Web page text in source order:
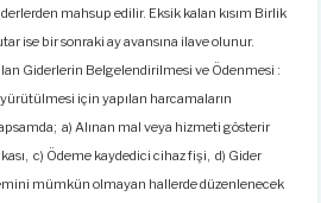
mahsup edilir. Eksik kalan kısım Birlik
ise bir sonraki ay avansına ilave olunur.
Giderlerin Belgelendirilmesi ve Ödenmesi :
için yapılan harcamaların
a) Alınan mal veya hizmeti gösterir
c) Ödeme kaydedici cihaz fişi, d) Gider
mümkün olmayan hallerde düzenlenecek